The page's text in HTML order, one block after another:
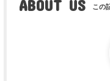
ABOUT US